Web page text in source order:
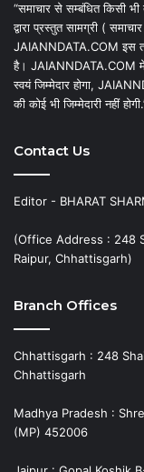
“समाचार से सम्बंधित किसी
द्वारा प्रस्तुत सामग्री (
JAIANNDATA.COM इस
है। JAIANNDATA.COM में
स्वयं जिम्मेदार होगा,
की कोई भी जिम्मेदारी नहीं
Contact Us
Editor - BHARAT
(Office Address : 248
Raipur, Chhattisgarh)
Branch Offices
Chhattisgarh : 248
Chhattisgarh
Madhya Pradesh :
(MP) 452006